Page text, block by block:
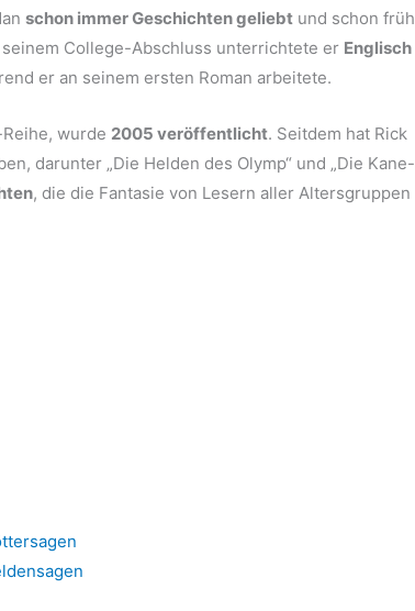
schon immer Geschichten geliebt und schon früh
College-Abschluss unterrichtete er Englisch
er an seinem ersten Roman arbeitete.
wurde 2005 veröffentlicht. Seitdem hat Rick
darunter „Die Helden des Olymp“ und „Die Kane-
, die die Fantasie von Lesern aller Altersgruppen